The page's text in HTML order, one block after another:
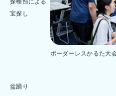
宝探し
ボーダーレスかるた大
盆踊り